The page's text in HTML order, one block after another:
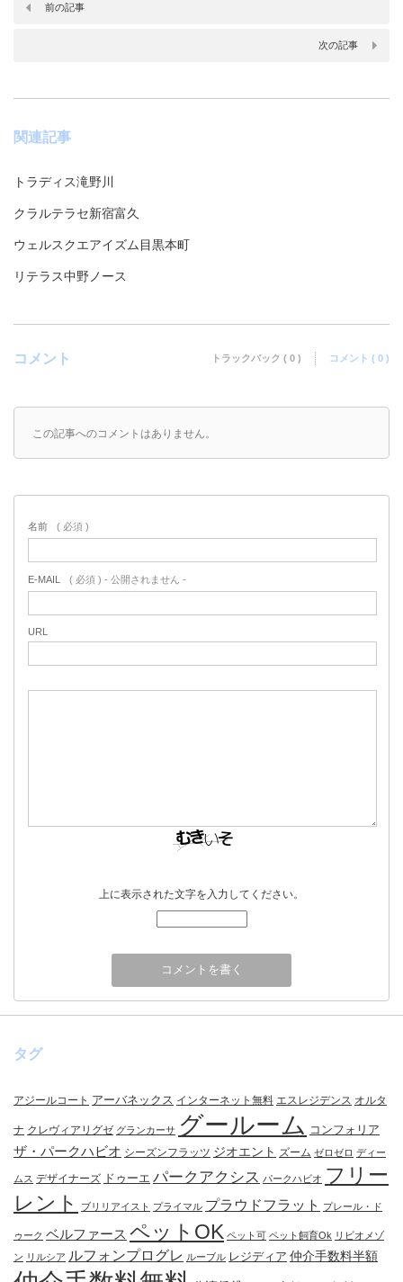
前の記事
次の記事
関連記事
トラディス滝野川
クラルテラセ新宿富久
ウェルスクエアイズム目黒本町
リテラス中野ノース
コメント トラックバック ( 0 ) コメント ( 0 )
この記事へのコメントはありません。
名前 ( 必須 )
E-MAIL ( 必須 ) - 公開されません -
URL
上に表示された文字を入力してください。
タグ
アジールコート アーバネックス インターネット無料 エスレジデンス オルタ
ナ クレヴィアリグゼ グランカーサ グールーム コンフォリア
ザ・パークハビオ シーズンフラッツ ジオエント ズーム ゼロゼロ ディー
ムス デザイナーズ ドゥーエ パークアクシス パークハビオ フリー
レント
ブリリアイスト プライマル プラウドフラット プレール・ド
ゥーク ベルファース ペットOK ペット可 ペット飼育Ok リビオメゾ
ン リルシア ルフォンプログレ ルーブル レジディア 仲介手数料半額